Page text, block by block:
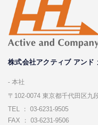
株式会社アクティブ アンド
本社
〒102-0074 東京都千代⽥区九
TEL ： 03-6231-9505
FAX ： 03-6231-9506